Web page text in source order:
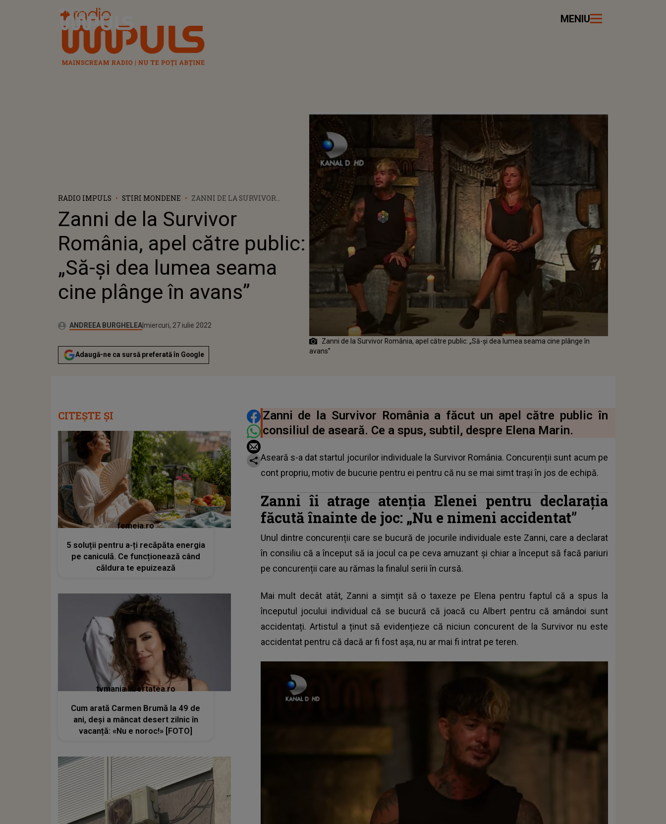
Radio Impuls MENIU
RADIO IMPULS STIRI MONDENE
ZANNI DE LA SURVIVOR
„SĂ-ȘI DEA LUMEA SEAMA CINE
PLÂNGE ÎN AVANS”
Zanni de la Survivor
România, apel către public:
„Să-și dea lumea seama
cine plânge în avans”
Autor:ANDREEA BURGHELEAPublicat:
vineri, 2 iulie 2021
Actualizat:
miercuri, 27 iulie 2022
Adaugă-ne ca sursă preferată în Google
Zanni de la Survivor România, apel către public: „Să-și dea lumea seama cine plânge în
avans”
DISTRIBUIE ARTICOLUL
Zanni de la Survivor România a făcut un apel către public în
consiliul de aseară. Ce a spus, subtil, despre Elena Marin.
Aseară s-a dat startul jocurilor individuale la Survivor România. Concurenții sunt acum pe
cont propriu, motiv de bucurie pentru ei pentru că nu se mai simt trași în jos de echipă.
Zanni îi atrage atenția Elenei pentru declarația
făcută înainte de joc: „Nu e nimeni accidentat”
Unul dintre concurenții care se bucură de jocurile individuale este Zanni, care a declarat
în consiliu că a început să ia jocul ca pe ceva amuzant și chiar a început să facă pariuri
pe concurenții care au rămas la finalul serii în cursă.
Mai mult decât atât, Zanni a simțit să o taxeze pe Elena pentru faptul că a spus la
începutul jocului individual că se bucură că joacă cu Albert pentru că amândoi sunt
accidentați. Artistul a ținut să evidențieze că niciun concurent de la Survivor nu este
accidentat pentru că dacă ar fi fost așa, nu ar mai fi intrat pe teren.
CITEȘTE ȘI
femeia.ro
5 soluții pentru a-ți recăpăta energia
pe caniculă. Ce funcționează când
căldura te epuizează
tvmania.libertatea.ro
Cum arată Carmen Brumă la 49 de
ani, deși a mâncat desert zilnic în
vacanță: «Nu e noroc!» [FOTO]